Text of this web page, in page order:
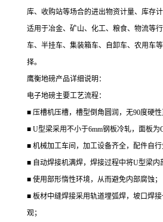
库、收购站等场合的进出物资计量、库存
适用于冶金、矿山、化工、粮食、物流等
车、半挂车、集装箱车、自卸车、农用车
择。
鹰衡地磅产品详细说明：
电子地磅主要工艺流程：
■ 压槽机压槽，槽型倒角圆润，无90度硬性
■ U型梁采用不小于6mm钢板冷轧，面板为
■ 机械加工车间，加工设备齐全，配件自行
■ 自动焊接机满焊，焊接过程中将U型梁内
■ 使用部形惰性环境，从而避免内部腐蚀；
■ 板材中缝焊接采用轨道埋弧焊，坡口焊
观；